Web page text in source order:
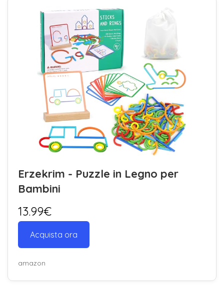
Erzekrim - Puzzle in Legno per
Bambini
13.99€
Acquista ora
amazon